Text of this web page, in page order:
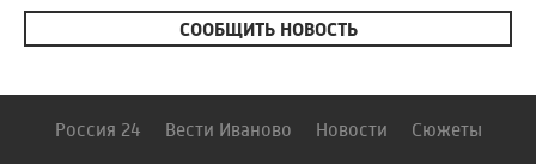
СООБЩИТЬ НОВОСТЬ
Россия 24 Вести Иваново Новости Сюжеты